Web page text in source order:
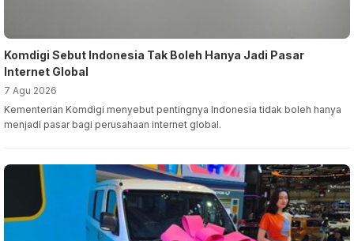
Komdigi Sebut Indonesia Tak Boleh Hanya Jadi Pasar
Internet Global
7 Agu 2026
Kementerian Komdigi menyebut pentingnya Indonesia tidak boleh hanya
menjadi pasar bagi perusahaan internet global.